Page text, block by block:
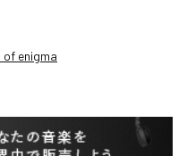
of enigma